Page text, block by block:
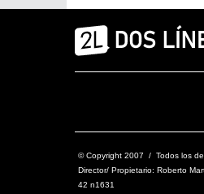
© Copyright 2007 / Todos los
Director/ Propietario: Roberto
42 n1631